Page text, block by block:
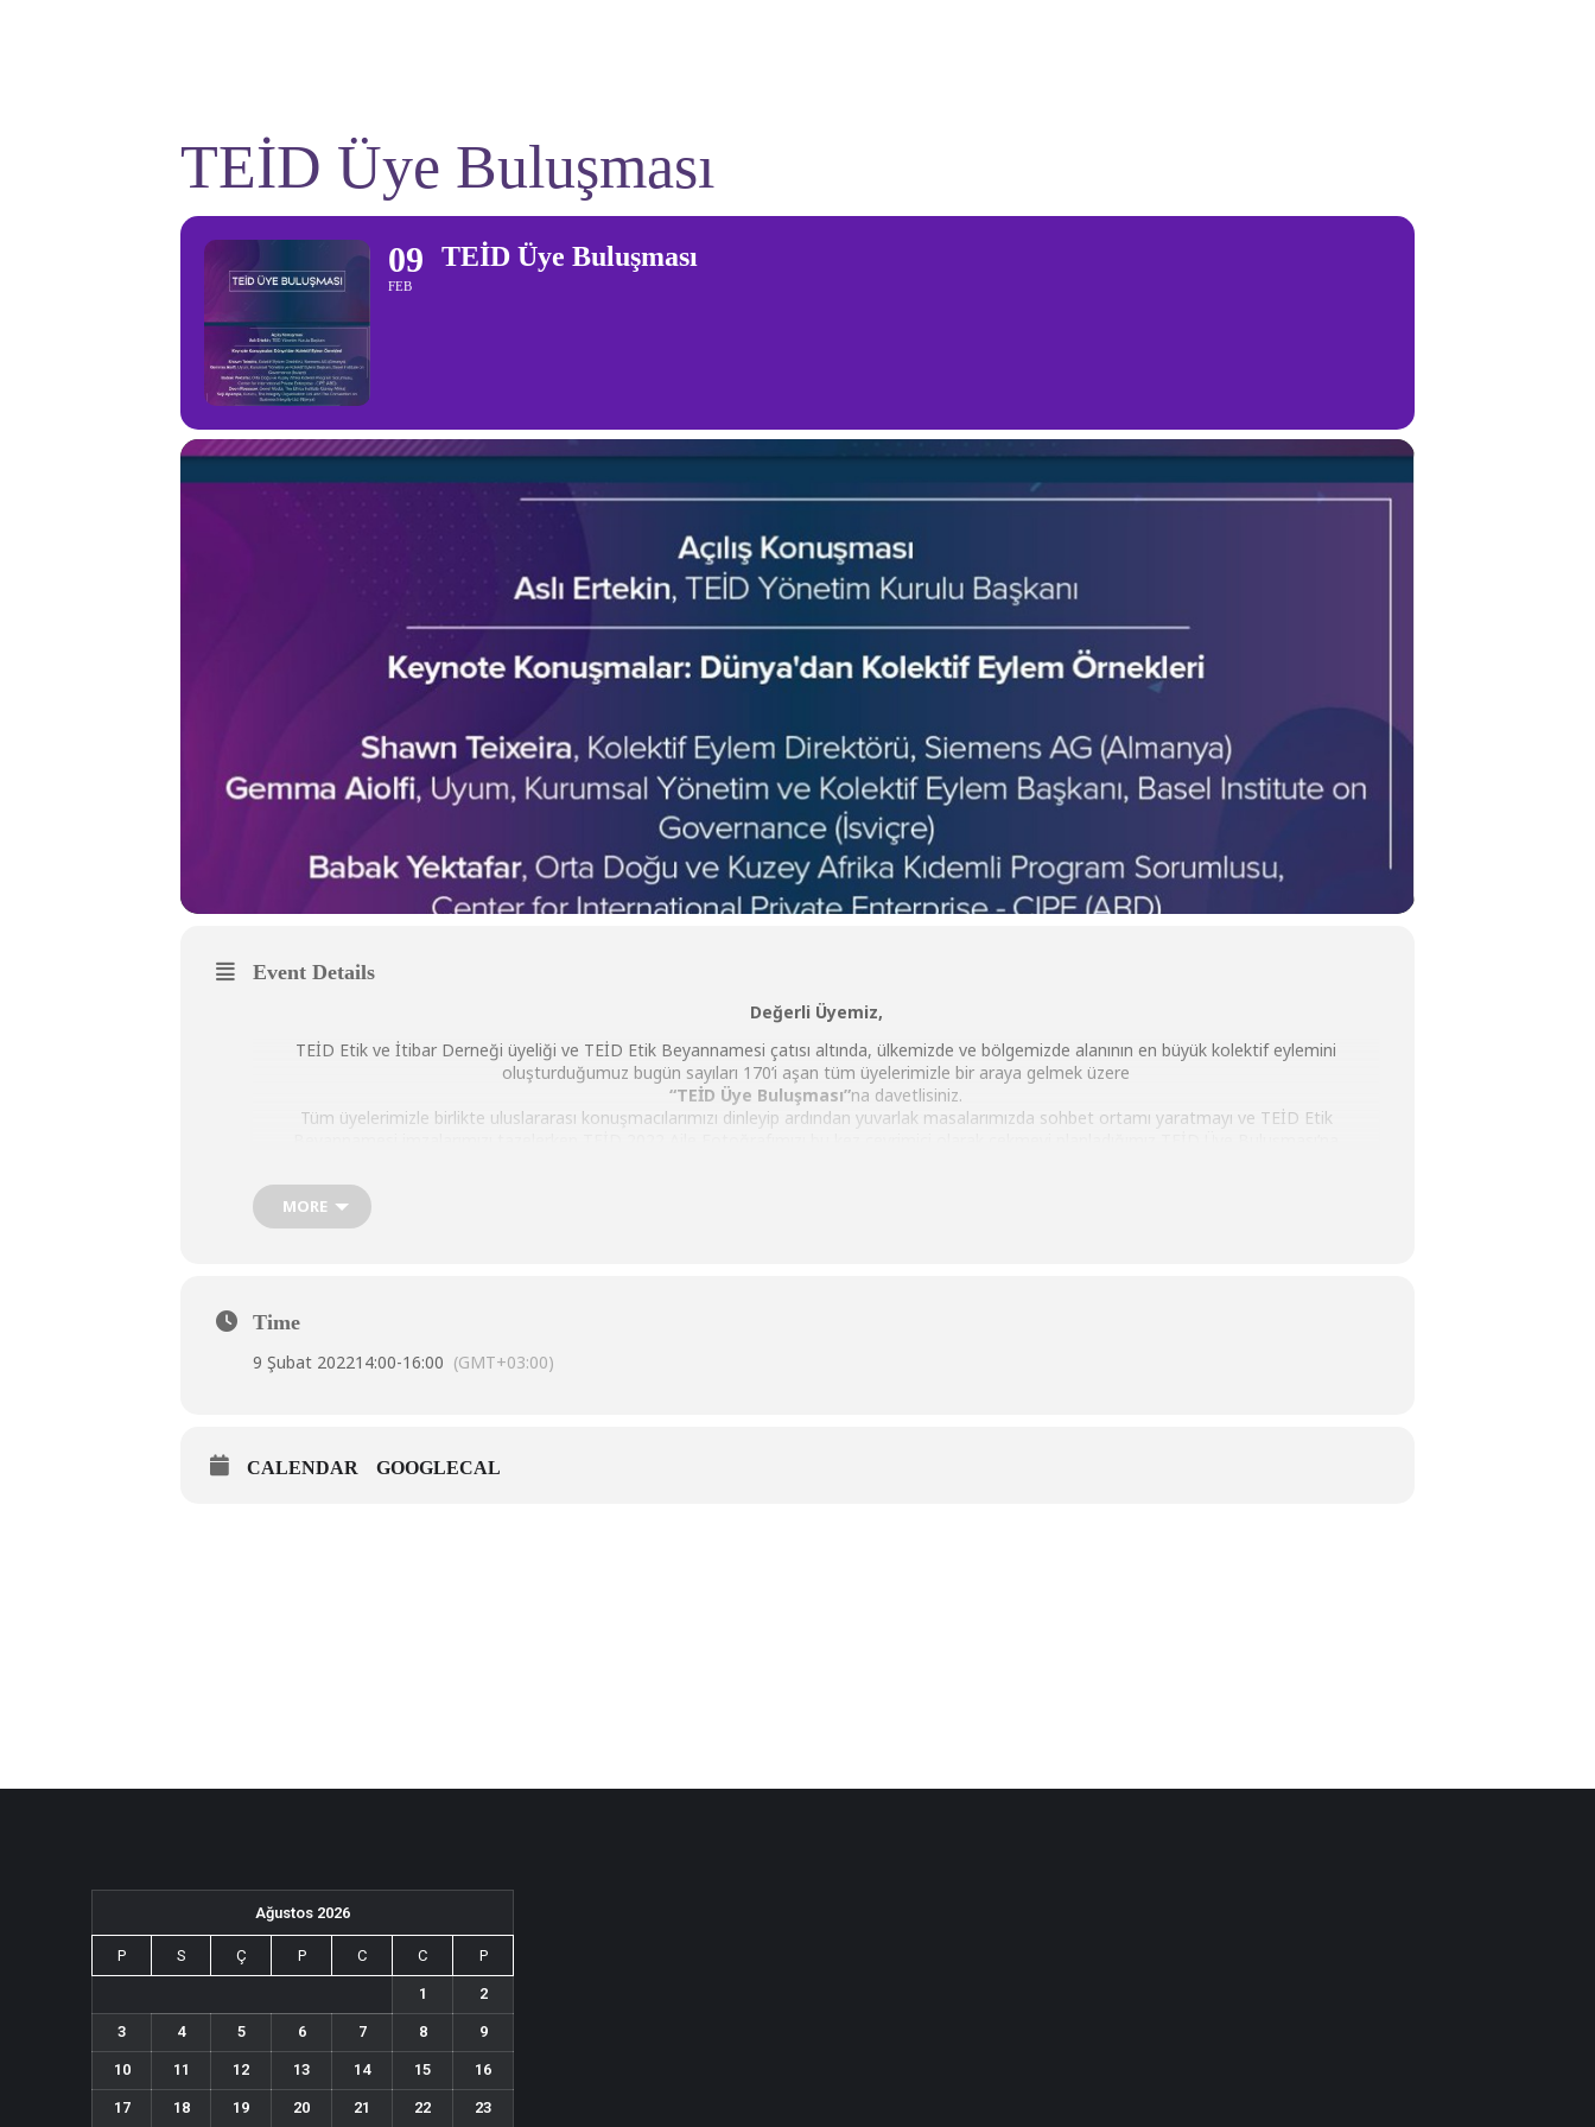
TEİD Üye Buluşması
09
FEB
TEİD Üye Buluşması
Event Details
Değerli Üyemiz,
TEİD Etik ve İtibar Derneği üyeliği ve TEİD Etik Beyannamesi çatısı altında, ülkemizde ve bölgemizde alanının en büyük kolektif eylemini
oluşturduğumuz bugün sayıları 170’i aşan tüm üyelerimizle bir araya gelmek üzere
“TEİD Üye Buluşması”na davetlisiniz.
Tüm üyelerimizle birlikte uluslararası konuşmacılarımızı dinleyip ardından yuvarlak masalarımızda sohbet ortamı yaratmayı ve TEİD Etik
MORE
Time
9 Şubat 202214:00-16:00 (GMT+03:00)
CALENDAR GOOGLECAL
Ağustos 2026
P S Ç P C C P
1 2
3 4 5 6 7 8 9
10 11 12 13 14 15 16
17 18 19 20 21 22 23